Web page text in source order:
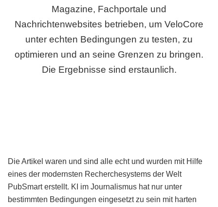
Magazine, Fachportale und
Nachrichtenwebsites betrieben, um VeloCore
unter echten Bedingungen zu testen, zu
optimieren und an seine Grenzen zu bringen.
Die Ergebnisse sind erstaunlich.
Die Artikel waren und sind alle echt und wurden mit Hilfe
eines der modernsten Recherchesystems der Welt
PubSmart erstellt. KI im Journalismus hat nur unter
bestimmten Bedingungen eingesetzt zu sein mit harten